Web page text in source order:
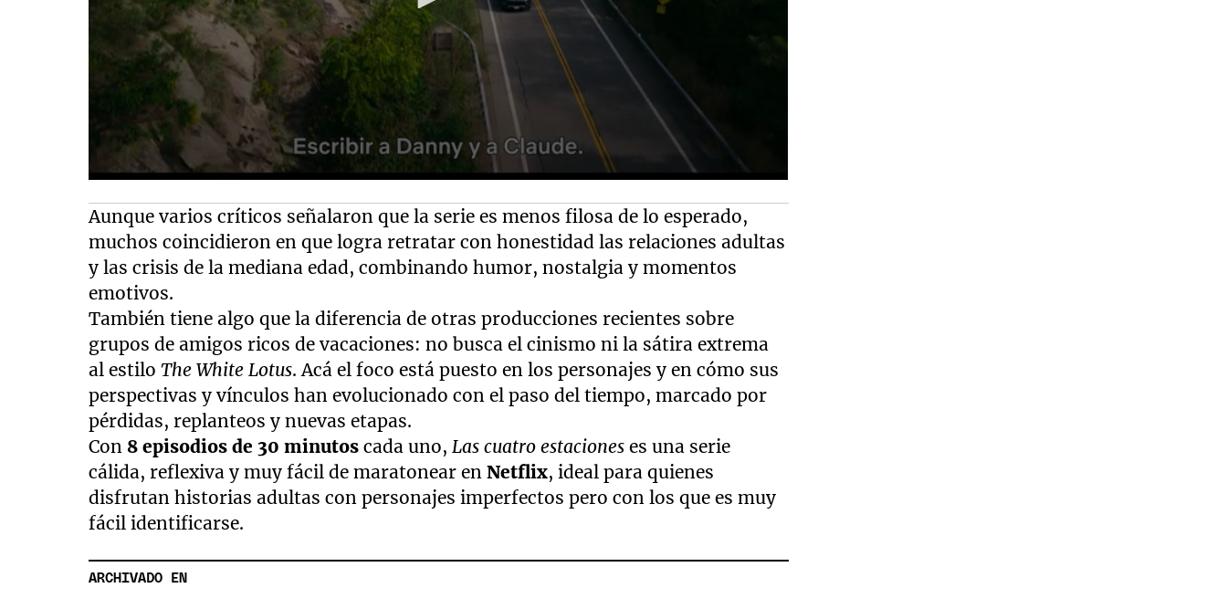
Aunque varios críticos señalaron que la serie es menos filosa de lo esperado,
muchos coincidieron en que logra retratar con honestidad las relaciones adultas
y las crisis de la mediana edad, combinando humor, nostalgia y momentos
emotivos.
También tiene algo que la diferencia de otras producciones recientes sobre
grupos de amigos ricos de vacaciones: no busca el cinismo ni la sátira extrema
al estiloThe White Lotus. Acá el foco está puesto en los personajes y en cómo sus
perspectivas y vínculos han evolucionado con el paso del tiempo, marcado por
pérdidas, replanteos y nuevas etapas.
Con 8 episodios de 30 minutos cada uno,Las cuatro estaciones es una serie
cálida, reflexiva y muy fácil de maratonear enNetflix, ideal para quienes
disfrutan historias adultas con personajes imperfectos pero con los que es muy
fácil identificarse.
ARCHIVADO EN